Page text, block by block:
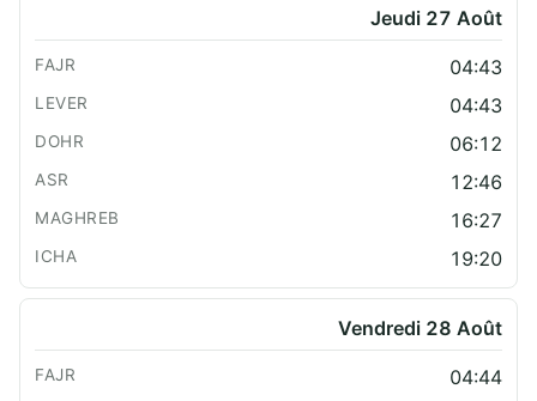
Jeudi 27 Août
04:43
04:43
06:12
12:46
16:27
19:20
Vendredi 28 Août
04:44